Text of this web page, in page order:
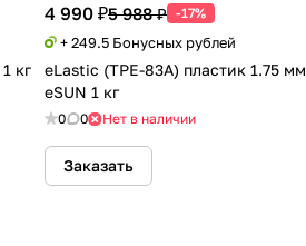
кг
4 990 ₽5 988 ₽ -17%
+ 249.5 Бонусных рублей
eLastic (TPE-83A) пластик 1.75 мм
eSUN 1 кг
0 0 Нет в наличии
Заказать